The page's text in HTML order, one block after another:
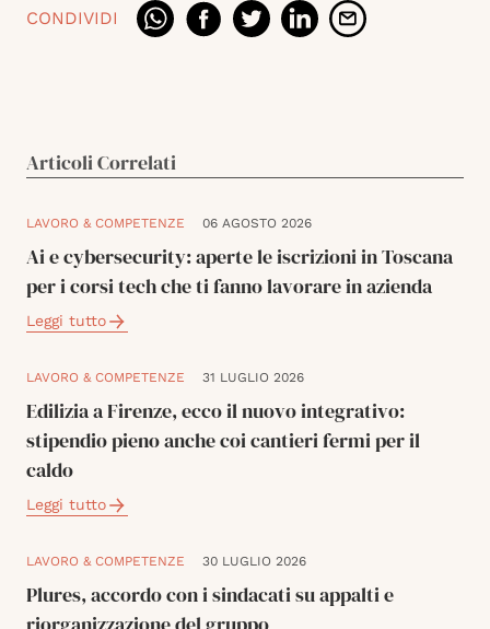
CONDIVIDI
Articoli Correlati
LAVORO & COMPETENZE 06 AGOSTO 2026
Ai e cybersecurity: aperte le iscrizioni in Toscana
per i corsi tech che ti fanno lavorare in azienda
Leggi tutto
LAVORO & COMPETENZE 31 LUGLIO 2026
Edilizia a Firenze, ecco il nuovo integrativo:
stipendio pieno anche coi cantieri fermi per il
caldo
Leggi tutto
LAVORO & COMPETENZE 30 LUGLIO 2026
Plures, accordo con i sindacati su appalti e